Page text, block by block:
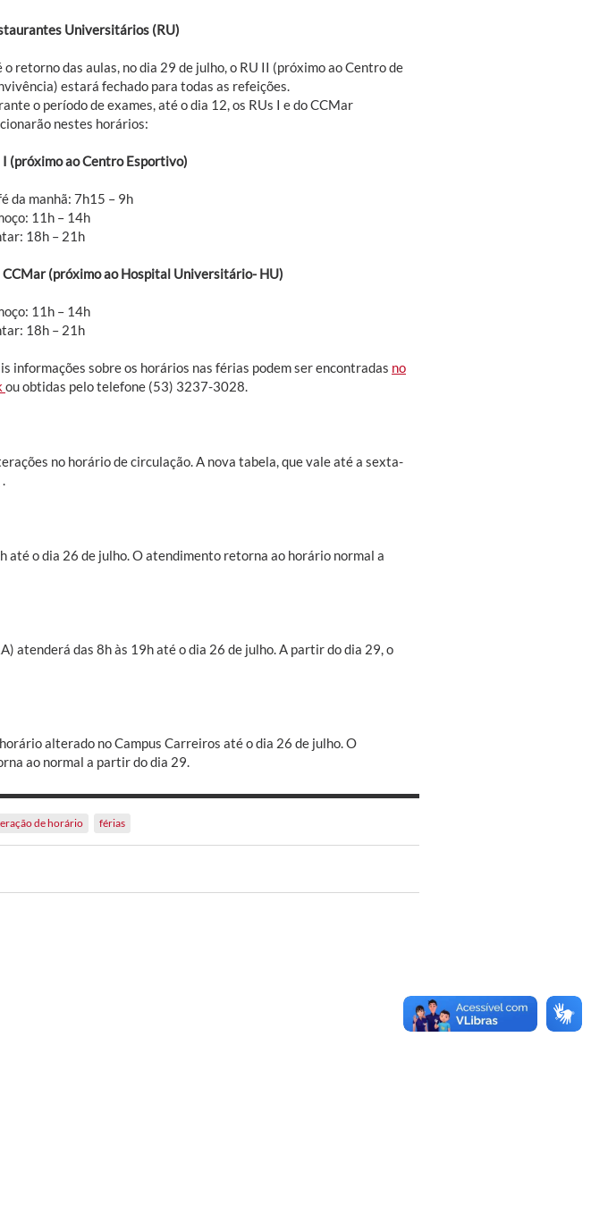
Universitários (RU)
o retorno das aulas, no dia 29 de julho, o RU II (próximo ao Centro de
estará fechado para todas as refeições.
o período de exames, até o dia 12, os RUs I e do CCMar
nestes horários:
I (próximo ao Centro Esportivo)
da manhã: 7h15 – 9h
11h – 14h
18h – 21h
CCMar (próximo ao Hospital Universitário- HU)
11h – 14h
18h – 21h
informações sobre os horários nas férias podem ser encontradas no
ou obtidas pelo telefone (53) 3237-3028.
no horário de circulação. A nova tabela, que vale até a sexta-
.
até o dia 26 de julho. O atendimento retorna ao horário normal a
atenderá das 8h às 19h até o dia 26 de julho. A partir do dia 29, o
alterado no Campus Carreiros até o dia 26 de julho. O
ao normal a partir do dia 29.
de horário férias